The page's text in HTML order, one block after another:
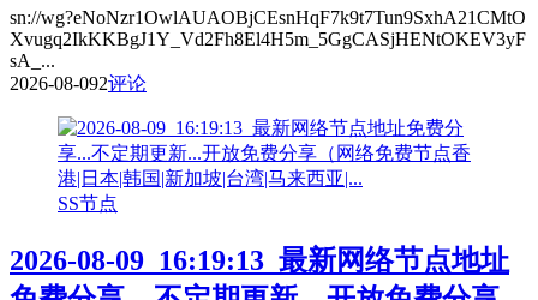
sn://wg?eNoNzr1OwlAUAOBjCEsnHqF7k9t7Tun9SxhA21CMtO
Xvugq2IkKKBgJ1Y_Vd2Fh8El4H5m_5GgCASjHENtOKEV3yF
sA_...
2026-08-092评论
SS节点
2026-08-09_16:19:13_最新网络节点地址